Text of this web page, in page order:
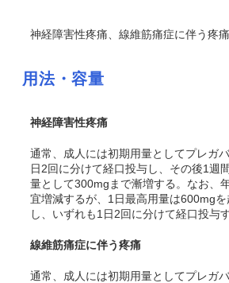
神経障害性疼痛、線維筋痛症に伴う疼痛
用法・容量
神経障害性疼痛
通常、成人には初期用量としてプレガ
日2回に分けて経口投与し、その後1週
量として300mgまで漸増する。なお、
宜増減するが、1日最高用量は600mgを
し、いずれも1日2回に分けて経口投与す
線維筋痛症に伴う疼痛
通常、成人には初期用量としてプレガ